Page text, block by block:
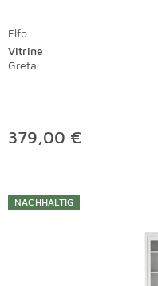
Elfo
Vitrine
Greta
379,00 €
NACHHALTIG